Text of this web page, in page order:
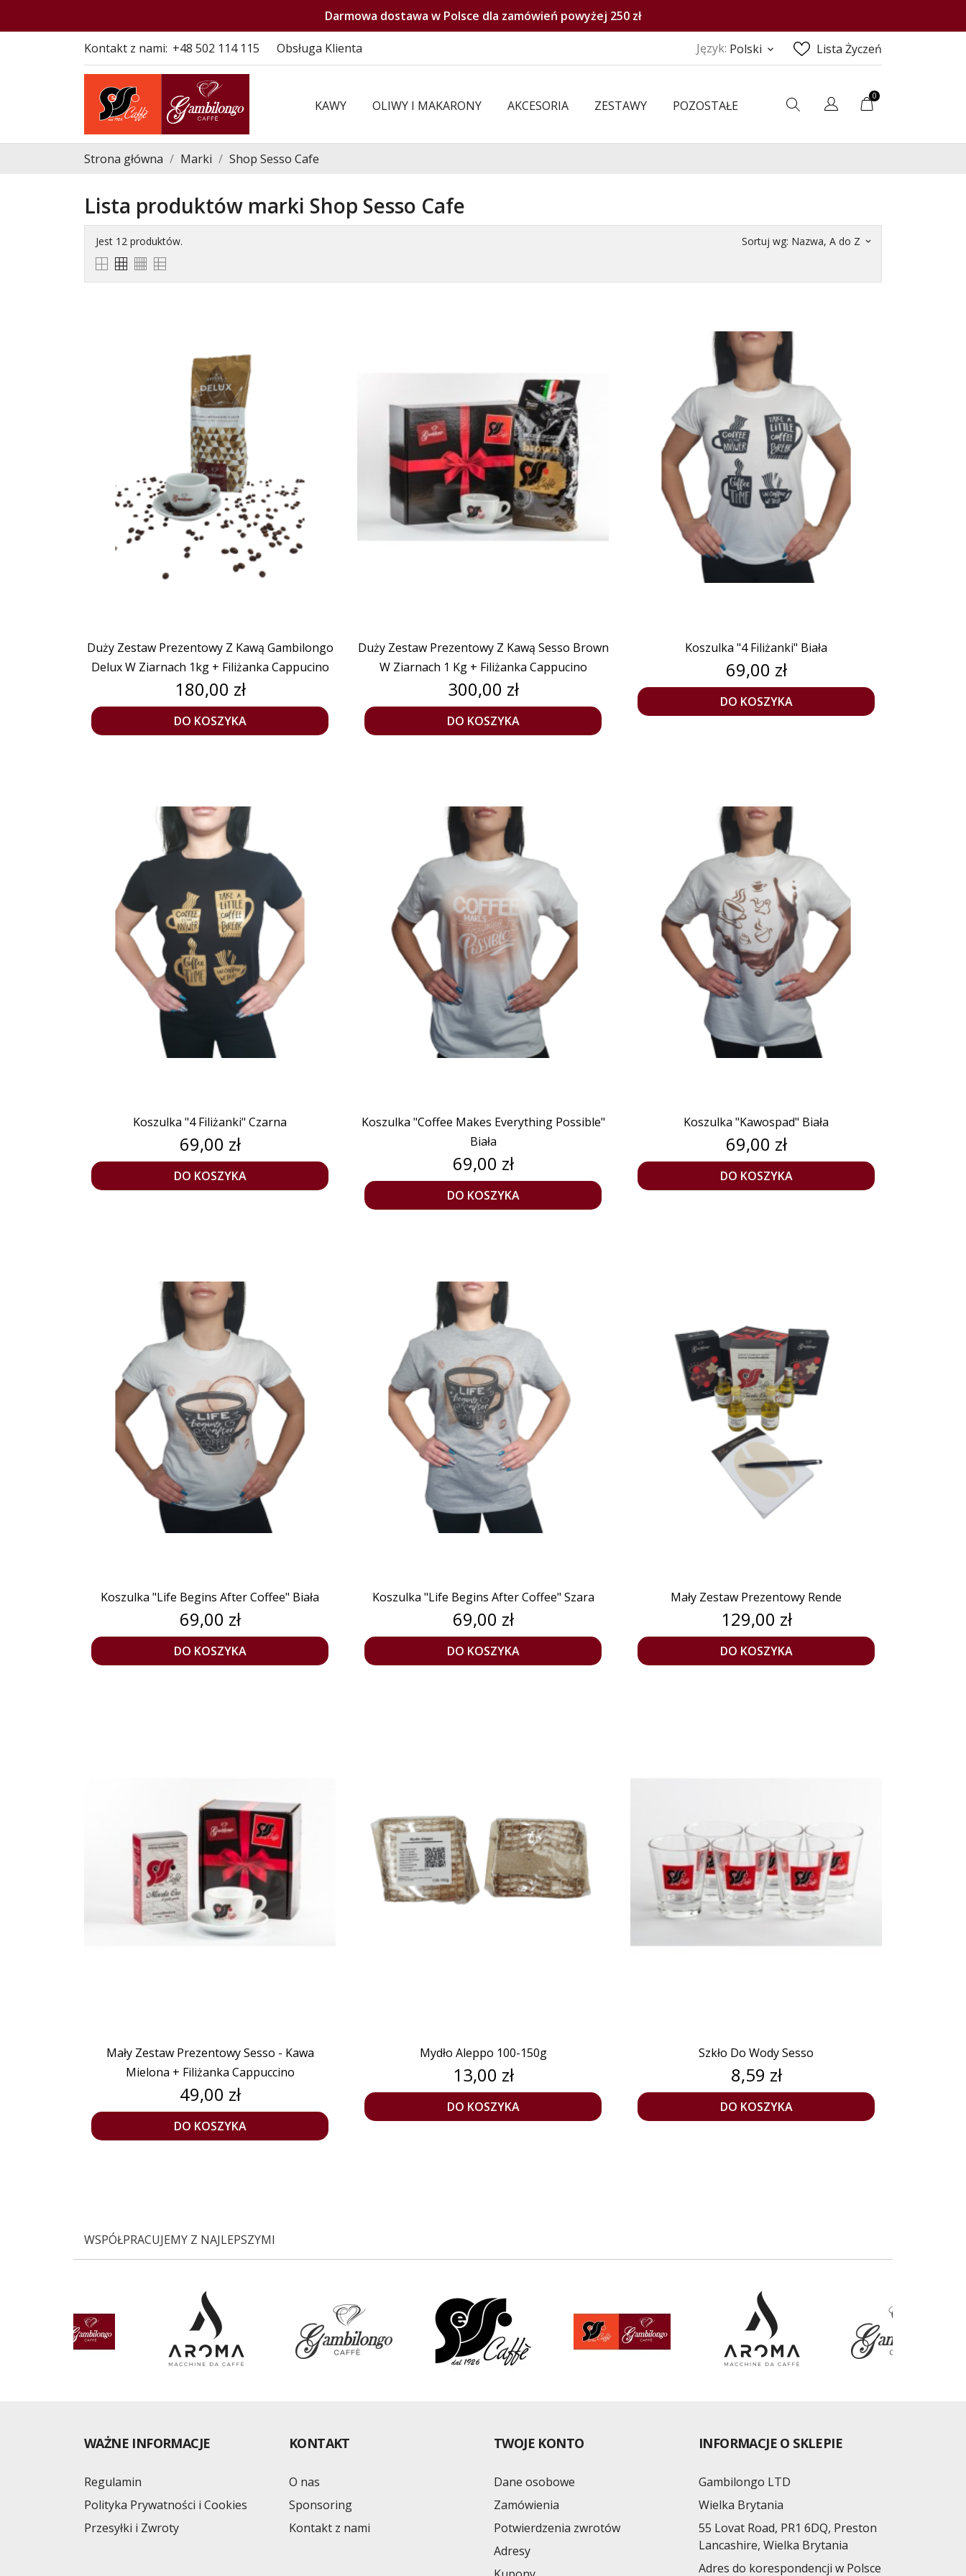
Darmowa dostawa w Polsce dla zamówień powyżej 250 zł
Kontakt z nami: +48 502 114 115 Obsługa Klienta Język: Polski keyboard_arrow_down Lista Życzeń
KAWY OLIWY I MAKARONY AKCESORIA ZESTAWY POZOSTAŁE
0
Strona główna Marki Shop Sesso Cafe
Lista produktów marki Shop Sesso Cafe
Jest 12 produktów. Sortuj wg: Nazwa, A do Z keyboard_arrow_down
Duży Zestaw Prezentowy Z Kawą Gambilongo
Delux W Ziarnach 1kg + Filiżanka Cappucino
Cena
180,00 zł
DO KOSZYKA
Duży Zestaw Prezentowy Z Kawą Sesso Brown
W Ziarnach 1 Kg + Filiżanka Cappucino
Cena
300,00 zł
DO KOSZYKA
Koszulka "4 Filiżanki" Biała
Cena
69,00 zł
DO KOSZYKA
Koszulka "4 Filiżanki" Czarna
Cena
69,00 zł
DO KOSZYKA
Koszulka "Coffee Makes Everything Possible"
Biała
Cena
69,00 zł
DO KOSZYKA
Koszulka "Kawospad" Biała
Cena
69,00 zł
DO KOSZYKA
Koszulka "Life Begins After Coffee" Biała
Cena
69,00 zł
DO KOSZYKA
Koszulka "Life Begins After Coffee" Szara
Cena
69,00 zł
DO KOSZYKA
Mały Zestaw Prezentowy Rende
Cena
129,00 zł
DO KOSZYKA
Mały Zestaw Prezentowy Sesso - Kawa
Mielona + Filiżanka Cappuccino
Cena
49,00 zł
DO KOSZYKA
Mydło Aleppo 100-150g
Cena
13,00 zł
DO KOSZYKA
Szkło Do Wody Sesso
Cena
8,59 zł
DO KOSZYKA
WSPÓŁPRACUJEMY Z NAJLEPSZYMI
WAŻNE INFORMACJE
Regulamin
Polityka Prywatności i Cookies
Przesyłki i Zwroty
KONTAKT
O nas
Sponsoring
Kontakt z nami
TWOJE KONTO
Dane osobowe
Zamówienia
Potwierdzenia zwrotów
Adresy
INFORMACJE O SKLEPIE
Gambilongo LTD
Wielka Brytania
55 Lovat Road, PR1 6DQ, Preston
Lancashire, Wielka Brytania
Adres do korespondencji w Polsce